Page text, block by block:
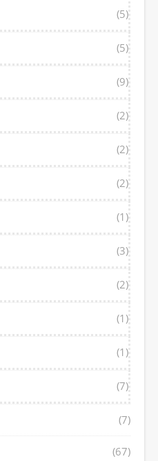
(5)
(5)
(9)
(2)
(2)
(2)
(1)
(3)
(2)
(1)
(1)
(7)
(7)
(67)